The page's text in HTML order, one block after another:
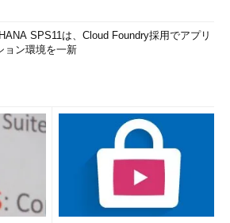
SPS11は、Cloud Foundry採用でアプリ
ョン環境を一新